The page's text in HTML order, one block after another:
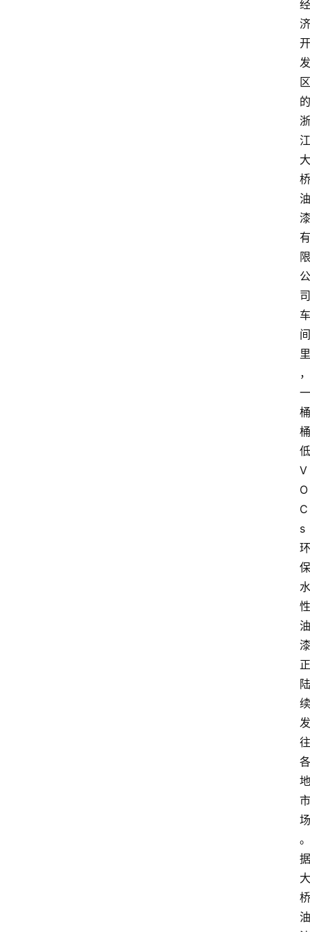
经
济
开
发
区
的
浙
江
大
桥
油
漆
有
限
公
司
车
间
里
，
一
桶
桶
低
V
O
C
s
环
保
水
性
油
漆
正
陆
续
发
往
各
地
市
场
。
据
大
桥
油